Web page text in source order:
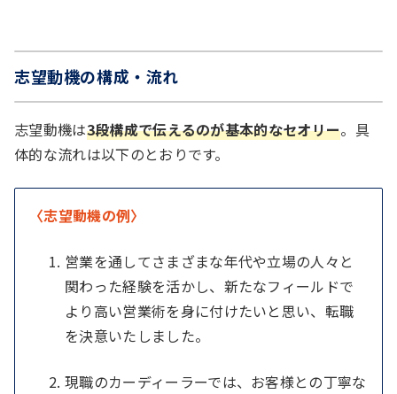
志望動機の構成・流れ
志望動機は3段構成で伝えるのが基本的なセオリー。具
体的な流れは以下のとおりです。
〈志望動機の例〉
営業を通してさまざまな年代や立場の人々と
関わった経験を活かし、新たなフィールドで
より高い営業術を身に付けたいと思い、転職
を決意いたしました。
現職のカーディーラーでは、お客様との丁寧な